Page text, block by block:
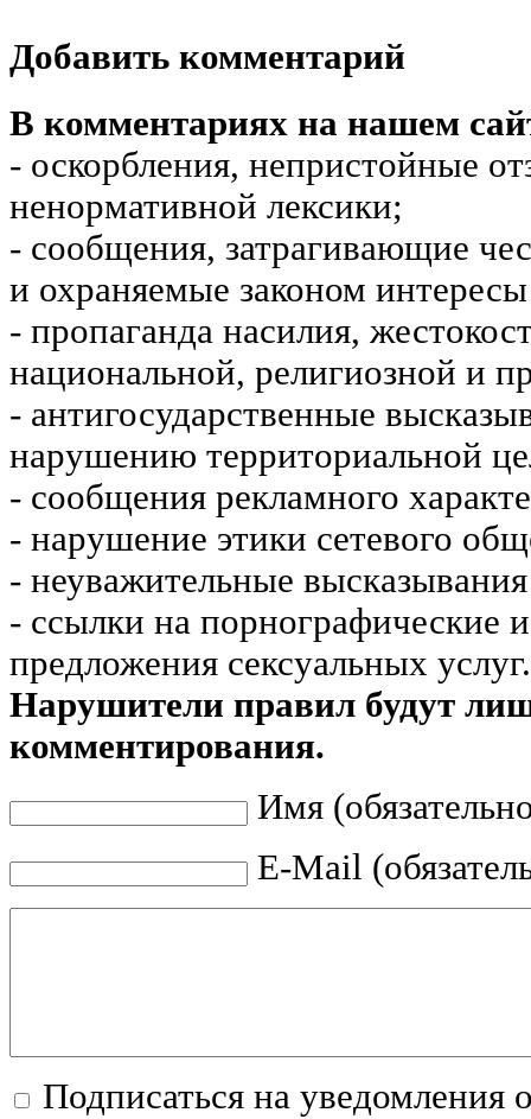
Добавить комментарий
В комментариях на нашем
- оскорбления, непристойные
ненормативной лексики;
- сообщения, затрагивающие
и охраняемые законом
- пропаганда насилия,
национальной, религиозной и
- антигосударственные
нарушению территориальной
- сообщения рекламного
- нарушение этики сетевого
- неуважительные
- ссылки на порнографические
предложения сексуальных услуг.
Нарушители правил будут
комментирования.
Имя
E-Mail
Подписаться на уведомления